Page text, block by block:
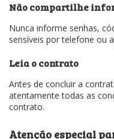
Não compartilhe
Nunca informe senhas,
sensíveis por telefone ou
Leia o contrato
Antes de concluir a
atentamente todas as
contrato.
Atenção especial